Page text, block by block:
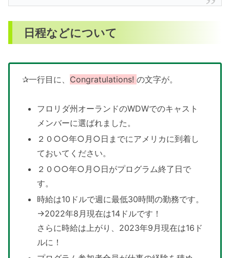
日程などについて
✰一行目に、 Congratulations! の文字が。
フロリダ州オーランドのWDWでのキャスト
メンバーに選ばれました。
２０○○年○月○日までにアメリカに到着し
ておいてください。
２０○○年○月○日がプログラム終了日で
す。
時給は10ドルで週に最低30時間の勤務です。
→2022年8月現在は14ドルです！
さらに時給は上がり、2023年9月現在は16ド
ルに！